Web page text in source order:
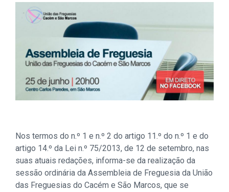
Nos termos do n.º 1 e n.º 2 do artigo 11.º do n.º 1 e do
artigo 14.º da Lei n.º 75/2013, de 12 de setembro, nas
suas atuais redações, informa-se da realização da
sessão ordinária da Assembleia de Freguesia da União
das Freguesias do Cacém e São Marcos, que se